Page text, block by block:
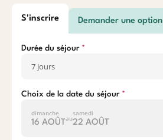
S'inscrire Demander une option
Durée du séjour
Choix de la date du séjour
dimanche
16 AOÛTau
samedi
22 AOÛT